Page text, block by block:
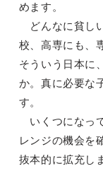
めます。
どんなに貧し
校、高専にも、
そういう日本に
か。真に必要な
す。
いくつになっ
レンジの機会を
抜本的に拡充し